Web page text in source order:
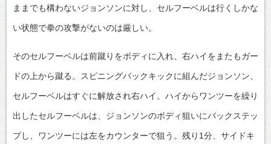
ままでも構わないジョンソンに対し、セルフーベルは行くしかな
い状態で拳の攻撃がないのは厳しい。
そのセルフーベルは前蹴りをボディに入れ、右ハイをまたもガー
ドの上から蹴る。スピニングバックキックに組んだジョンソン、
セルフーベルはすぐに解放され右ハイ。ハイからワンツーを繰り
出したセルフーベルは、ジョンソンのボディ狙いにバックステッ
プし、ワンツーには左をカウンターで狙う。残り1分、サイドキ